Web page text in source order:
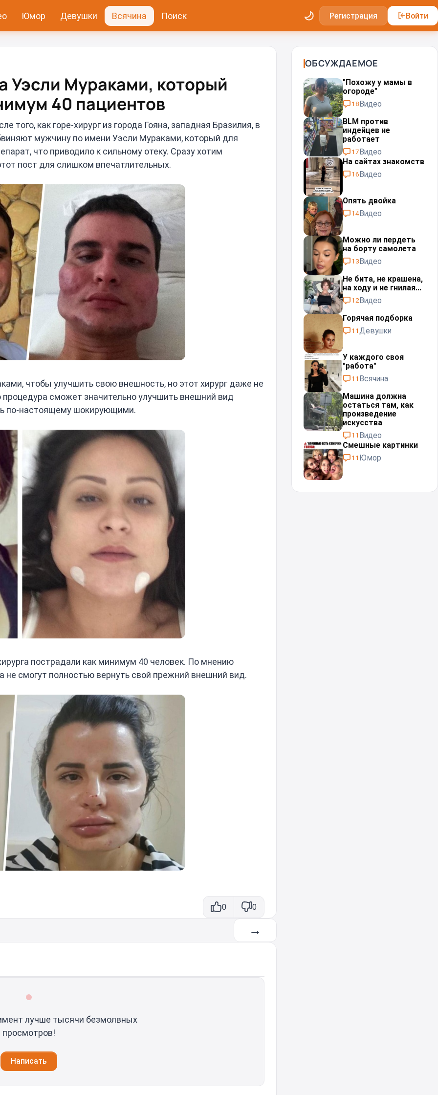
Юмор Девушки Всячина Поиск Регистрация Войти
Уэсли Мураками, который
40 пациентов
того, как горе-хирург из города Гояна, западная Бразилия, в
мужчину по имени Уэсли Мураками, который для
что приводило к сильному отеку. Сразу хотим
пост для слишком впечатлительных.
чтобы улучшить свою внешность, но этот хирург даже не
сможет значительно улучшить внешний вид
по-настоящему шокирующими.
пострадали как минимум 40 человек. По мнению
смогут полностью вернуть свой прежний внешний вид.
0 0
→
лучше тысячи безмолвных
просмотров!
Написать
ОБСУЖДАЕМОЕ
"Похожу у мамы в
огороде"
18Видео
BLM против
индейцев не
работает
17Видео
На сайтах знакомств
16Видео
Опять двойка
14Видео
Можно ли пердеть
на борту самолета
13Видео
Не бита, не крашена,
на ходу и не гнилая...
12Видео
Горячая подборка
11Девушки
У каждого своя
"работа"⁠⁠
11 Всячина
Машина должна
остаться там, как
произведение
искусства
11 Видео
Смешные картинки
11 Юмор